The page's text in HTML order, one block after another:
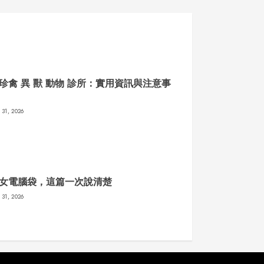
禽 異 獸 動物 診所：實用資訊與注意事
31, 2026
電腦袋，這篇一次說清楚
31, 2026